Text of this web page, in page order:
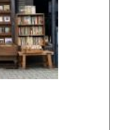
絶版文庫を中心に